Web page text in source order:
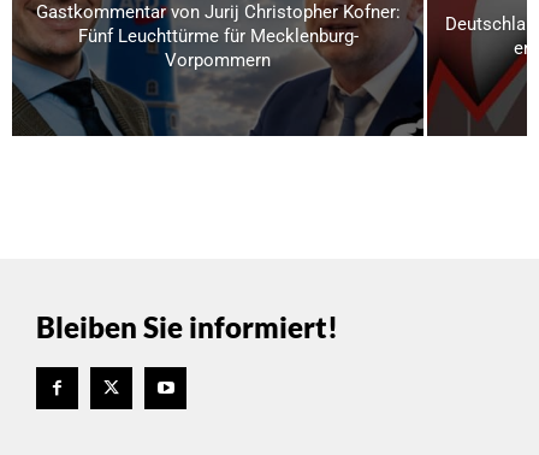
Gastkommentar von Jurij Christopher Kofner:
Fünf Leuchttürme für Mecklenburg-
Vorpommern
Bleiben Sie informiert!